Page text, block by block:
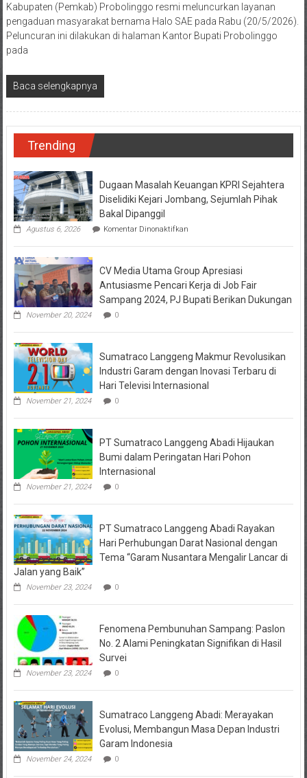
Kabupaten (Pemkab) Probolinggo resmi meluncurkan layanan
pengaduan masyarakat bernama Halo SAE pada Rabu (20/5/2026).
Peluncuran ini dilakukan di halaman Kantor Bupati Probolinggo
pada
Baca selengkapnya
Trending
Dugaan Masalah Keuangan KPRI Sejahtera
Diselidiki Kejari Jombang, Sejumlah Pihak
Bakal Dipanggil
Agustus 6, 2026 Komentar Dinonaktifkanpada
Masalah
KPRI
Sejahtera
Diselidiki
Kejari
Pihak
Dipanggil
CV Media Utama Group Apresiasi
Antusiasme Pencari Kerja di Job Fair
Sampang 2024, PJ Bupati Berikan Dukungan
November 20, 2024 0
Sumatraco Langgeng Makmur Revolusikan
Industri Garam dengan Inovasi Terbaru di
Hari Televisi Internasional
November 21, 2024 0
PT Sumatraco Langgeng Abadi Hijaukan
Bumi dalam Peringatan Hari Pohon
Internasional
November 21, 2024 0
PT Sumatraco Langgeng Abadi Rayakan
Hari Perhubungan Darat Nasional dengan
Tema “Garam Nusantara Mengalir Lancar di
Jalan yang Baik”
November 23, 2024 0
Fenomena Pembunuhan Sampang: Paslon
No. 2 Alami Peningkatan Signifikan di Hasil
Survei
November 23, 2024 0
Sumatraco Langgeng Abadi: Merayakan
Evolusi, Membangun Masa Depan Industri
Garam Indonesia
November 24, 2024 0